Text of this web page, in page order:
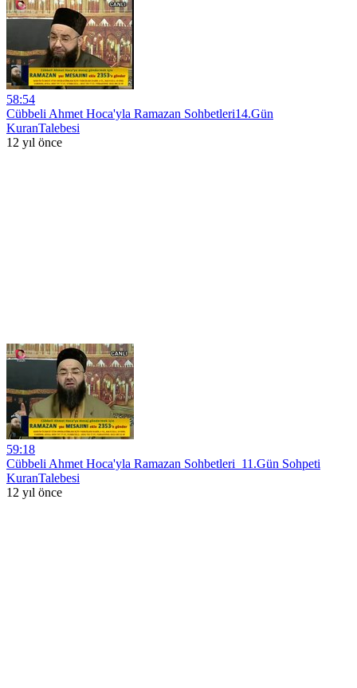
58:54
Cübbeli Ahmet Hoca'yla Ramazan Sohbetleri14.Gün
KuranTalebesi
12 yıl önce
59:18
Cübbeli Ahmet Hoca'yla Ramazan Sohbetleri_11.Gün Sohpeti
KuranTalebesi
12 yıl önce